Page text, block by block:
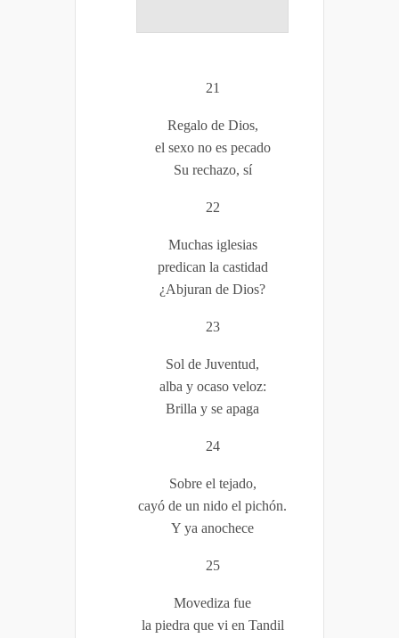
21
Regalo de Dios,
el sexo no es pecado
Su rechazo, sí
22
Muchas iglesias
predican la castidad
¿Abjuran de Dios?
23
Sol de Juventud,
alba y ocaso veloz:
Brilla y se apaga
24
Sobre el tejado,
cayó de un nido el pichón.
Y ya anochece
25
Movediza fue
la piedra que vi en Tandil